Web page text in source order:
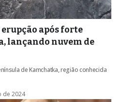
após forte
lançando nuvem de
de Kamchatka, região conhecida
de 2024